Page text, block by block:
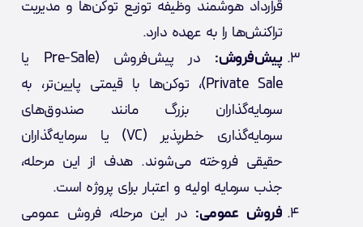
قرارداد هوشمند وظیفه توزیع توکن‌ها و مدیریت
تراکنش‌ها را به عهده دارد.
پیش‌فروش:
در پیش‌فروش (Pre-Sale یا
Private Sale)، توکن‌ها با قیمتی پایین‌تر، به
سرمایه‌گذاران بزرگ مانند صندوق‌های
سرمایه‌گذاری خطرپذیر (VC) یا سرمایه‌گذاران
حقیقی فروخته می‌شوند. هدف از این مرحله،
جذب سرمایه اولیه و اعتبار برای پروژه است.
فروش عمومی: در این مرحله، فروش عمومی